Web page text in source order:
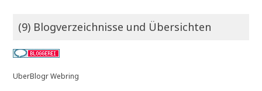
(9) Blogverzeichnisse und Übersichten
UberBlogr Webring